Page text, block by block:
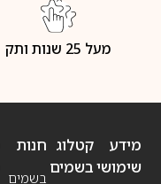
מעל 25 שנות ותק
מידע
שימושי
חנות
בשמים
קטלוג
בשמים